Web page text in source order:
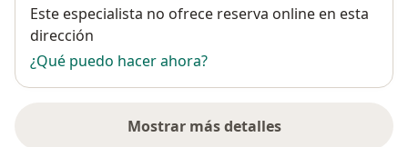
Disponibilidad
Este especialista no ofrece reserva online en esta
dirección
¿Qué puedo hacer ahora?
Mostrar más detalles
sobre la dirección